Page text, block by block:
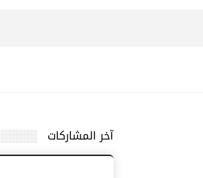
آخر المشاركات